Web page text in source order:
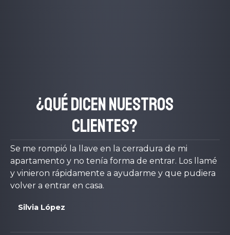
¿Qué dicen nuestros
clientes?
Se me rompió la llave en la cerradura de mi
apartamento y no tenía forma de entrar. Los llamé
y vinieron rápidamente a ayudarme y que pudiera
volver a entrar en casa.
Silvia López